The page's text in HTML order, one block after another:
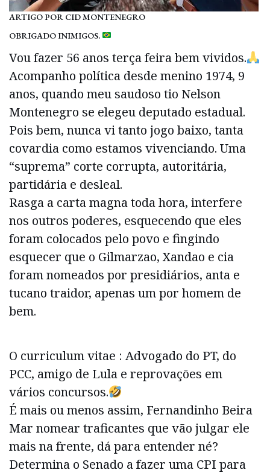
ARTIGO POR CID MONTENEGRO
OBRIGADO INIMIGOS.
Vou fazer 56 anos terça feira bem vividos.
Acompanho política desde menino 1974, 9
anos, quando meu saudoso tio Nelson
Montenegro se elegeu deputado estadual.
Pois bem, nunca vi tanto jogo baixo, tanta
covardia como estamos vivenciando. Uma
“suprema” corte corrupta, autoritária,
partidária e desleal.
Rasga a carta magna toda hora, interfere
nos outros poderes, esquecendo que eles
foram colocados pelo povo e fingindo
esquecer que o Gilmarzao, Xandao e cia
foram nomeados por presidiários, anta e
tucano traidor, apenas um por homem de
bem.
O curriculum vitae : Advogado do PT, do
PCC, amigo de Lula e reprovações em
vários concursos.
É mais ou menos assim, Fernandinho Beira
Mar nomear traficantes que vão julgar ele
mais na frente, dá para entender né?
Determina o Senado a fazer uma CPI para